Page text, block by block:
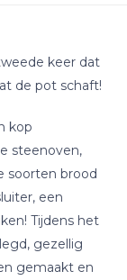
keer dat
de pot schaft!
kop
steenoven,
soorten brood
een
Tijdens het
gezellig
gemaakt en